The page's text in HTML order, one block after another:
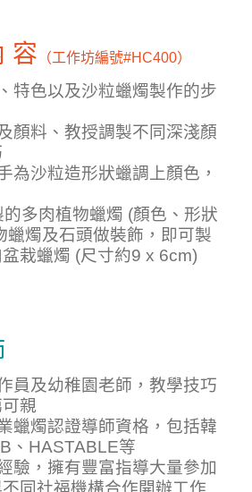
容 （工作坊編號#HC400）
特色以及沙粒蠟燭製作的步
顏料、教授調製不同深淺顏
為沙粒造形狀蠟調上顏色，
多肉植物蠟燭 (顏色、形狀
蠟燭及石頭做裝飾，即可製
栽蠟燭 (尺寸約9 x 6cm)
員及幼稚園老師，教學技巧
親
蠟燭認證導師資格，包括韓
、HASTABLE等
驗，擁有豐富指導大量參加
同社福機構合作開辦工作